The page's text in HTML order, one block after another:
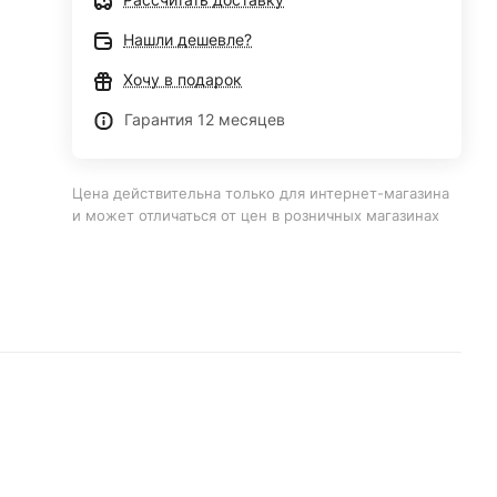
Нашли дешевле?
Хочу в подарок
Гарантия 12 месяцев
Цена действительна только для интернет-магазина
и может отличаться от цен в розничных магазинах